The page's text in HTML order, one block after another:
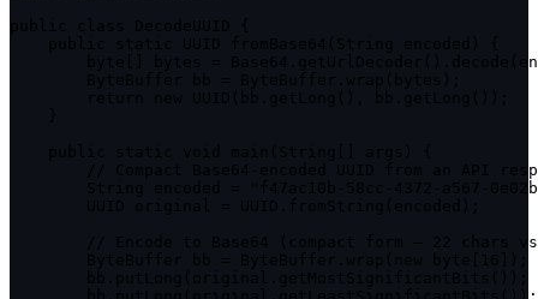
byte[] bytes =
// Compact Base64-encoded UUID from an API
String encoded = "f47ac10b-58cc-4372-a567-
// Encode to Base64 (compact form — 22 chars